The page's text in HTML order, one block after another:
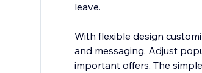
leave.
With flexible design
and messaging. Adjust
important offers. The